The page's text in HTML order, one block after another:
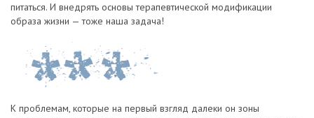
питаться. И внедрять основы терапевтической модификации
образа жизни — тоже наша задача!
К проблемам, которые на первый взгляд далеки он зоны